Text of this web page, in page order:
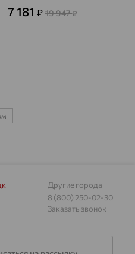
7 181 ₽ 19 947₽
Другие города
8 (800) 250-02-30
Заказать звонок